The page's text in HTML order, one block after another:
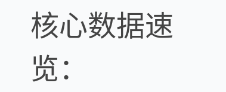
核心数据速
览：